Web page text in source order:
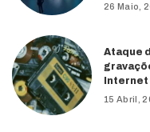
26 Maio,
Ataque
Internet
15 Abril,